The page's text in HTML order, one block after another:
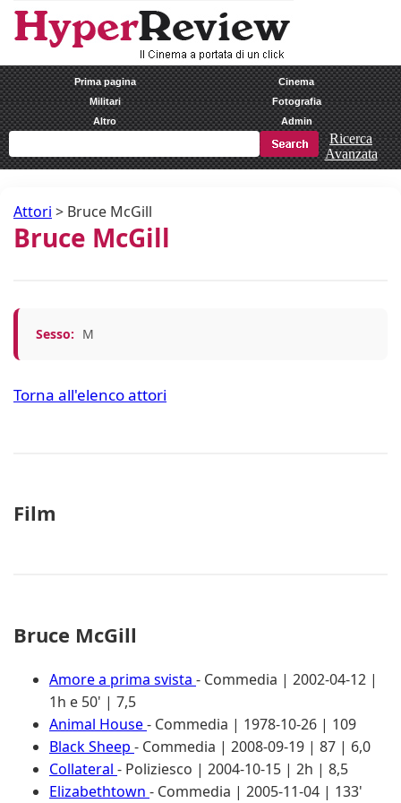
Prima pagina
Cinema
Militari
Fotografia
Altro
Admin
Ricerca
Avanzata
Attori > Bruce McGill
Bruce McGill
Sesso: M
Torna all'elenco attori
Film
Bruce McGill
Amore a prima svista - Commedia | 2002-04-12 |
1h e 50' | 7,5
Animal House- Commedia | 1978-10-26 | 109
Black Sheep - Commedia | 2008-09-19 | 87 | 6,0
Collateral - Poliziesco | 2004-10-15 | 2h | 8,5
Elizabethtown - Commedia | 2005-11-04 | 133'